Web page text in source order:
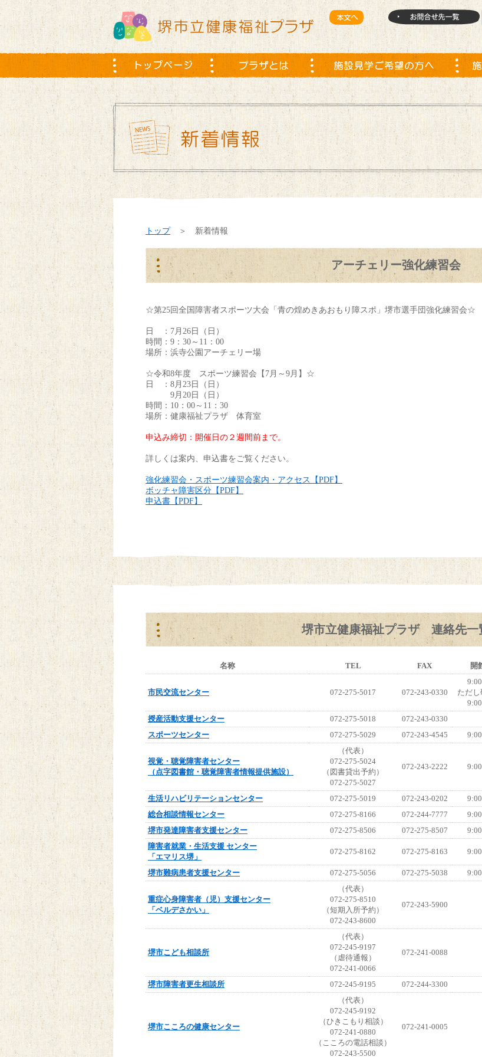
トップ＞ 新着情報
アーチェリー強化練習会
☆第25回全国障害者スポーツ大会「青の煌めきあおもり障スポ」堺市選手団強化練習会☆
日 ：7月26日（日）
時間：9：30～11：00
場所：浜寺公園アーチェリー場
☆令和8年度 スポーツ練習会【7月～9月】☆
日 ：8月23日（日）
9月20日（日）
時間：10：00～11：30
場所：健康福祉プラザ 体育室
申込み締切：開催日の２週間前まで。
詳しくは案内、申込書をご覧ください。
強化練習会・スポーツ練習会案内・アクセス【PDF】
ボッチャ障害区分【PDF】
申込書【PDF】
堺市立健康福祉プラザ 連絡先一
名称 TEL FAX 開
市民交流センター 072-275-5017 072-243-0330
ただし
授産活動支援センター 072-275-5018
072-243-0330
スポーツセンター
072-275-5029 072-243-4545
視覚・聴覚障害者センター
（点字図書館・聴覚障害者情報提供施設）
（代表）
072-275-5024
（図書貸出予約）
072-275-5027
072-243-2222
生活リハビリテーションセンター 072-275-5019 072-243-0202
総合相談情報センター
072-275-8166 072-244-7777
堺市発達障害者支援センター
072-275-8506 072-275-8507
障害者就業・生活支援 センター
「エマリス堺」
072-275-8162 072-275-8163
堺市難病患者支援センター 072-275-5056 072-275-5038
重症心身障害者（児）支援センター
「ベルデさかい」
（代表）
072-275-8510
（短期入所予約）
072-243-8600
072-243-5900
堺市こども相談所
（代表）
072-245-9197
（虐待通報）
072-241-0066
072-241-0088
堺市障害者更生相談所 072-245-9195 072-244-3300
堺市こころの健康センター
（代表）
072-245-9192
（ひきこもり相談）
072-241-0880
（こころの電話相談）
072-243-5500
072-241-0005